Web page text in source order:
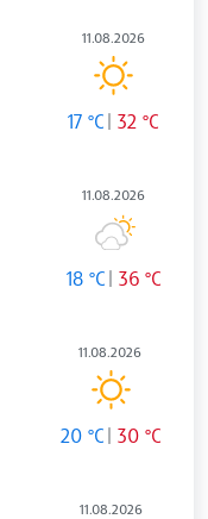
11.08.2026
17 °C 32 °C
11.08.2026
18 °C 36 °C
11.08.2026
20 °C 30 °C
11.08.2026